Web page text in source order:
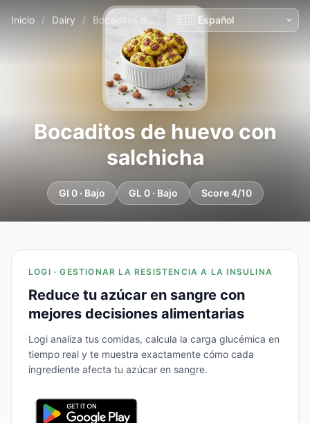
Inicio / Dairy / Bocaditos de huevo con salchicha
Bocaditos de huevo con
salchicha
GI 0 · Bajo GL 0 · Bajo Score 4/10
LOGI · GESTIONAR LA RESISTENCIA A LA INSULINA
Reduce tu azúcar en sangre con
mejores decisiones alimentarias
Logi analiza tus comidas, calcula la carga glucémica en
tiempo real y te muestra exactamente cómo cada
ingrediente afecta tu azúcar en sangre.